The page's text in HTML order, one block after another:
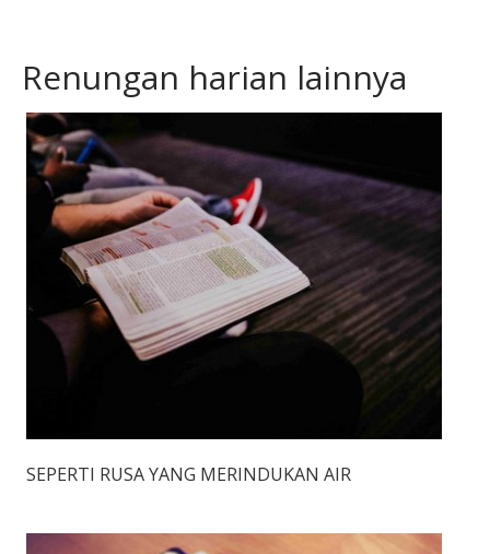
Renungan harian lainnya
SEPERTI RUSA YANG MERINDUKAN AIR